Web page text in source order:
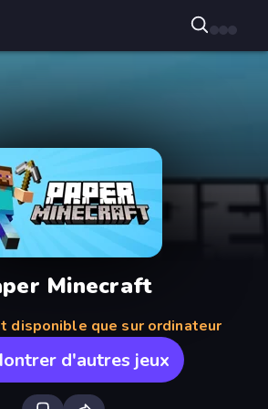
Minecraft
disponible que sur ordinateur
d'autres jeux